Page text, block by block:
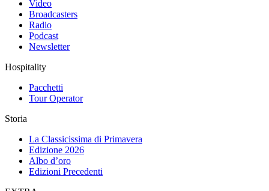
Video
Broadcasters
Radio
Podcast
Newsletter
Hospitality
Pacchetti
Tour Operator
Storia
La Classicissima di Primavera
Edizione 2026
Albo d’oro
Edizioni Precedenti